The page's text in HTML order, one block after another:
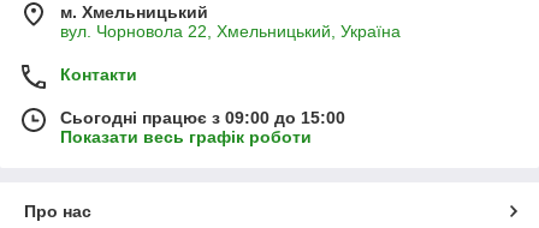
м. Хмельницький
вул. Чорновола 22, Хмельницький, Україна
Контакти
Сьогодні працює з 09:00 до 15:00
Показати весь графік роботи
Про нас